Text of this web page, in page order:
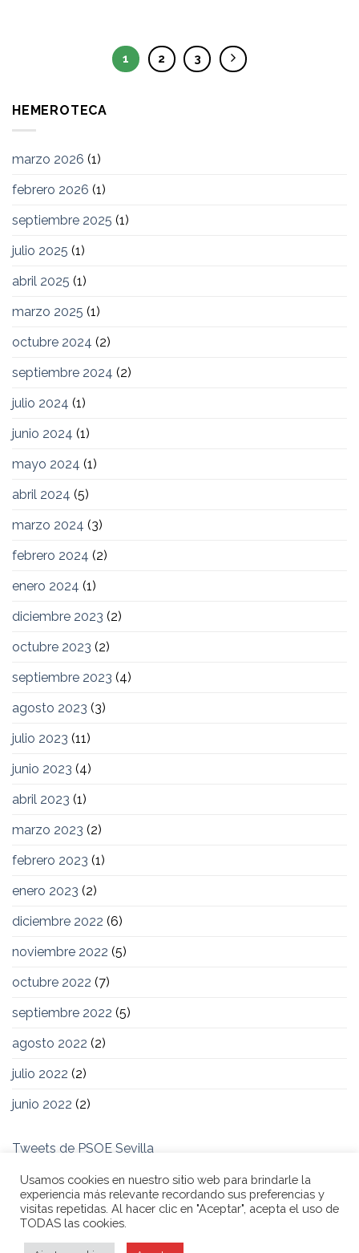
1 2 3
HEMEROTECA
marzo 2026 (1)
febrero 2026 (1)
septiembre 2025 (1)
julio 2025 (1)
abril 2025 (1)
marzo 2025 (1)
octubre 2024 (2)
septiembre 2024 (2)
julio 2024 (1)
junio 2024 (1)
mayo 2024 (1)
abril 2024 (5)
marzo 2024 (3)
febrero 2024 (2)
enero 2024 (1)
diciembre 2023 (2)
octubre 2023 (2)
septiembre 2023 (4)
agosto 2023 (3)
julio 2023 (11)
junio 2023 (4)
abril 2023 (1)
marzo 2023 (2)
febrero 2023 (1)
enero 2023 (2)
diciembre 2022 (6)
noviembre 2022 (5)
octubre 2022 (7)
septiembre 2022 (5)
agosto 2022 (2)
julio 2022 (2)
junio 2022 (2)
Tweets de PSOE Sevilla
Usamos cookies en nuestro sitio web para brindarle la
experiencia más relevante recordando sus preferencias y
visitas repetidas. Al hacer clic en "Aceptar", acepta el uso de
TODAS las cookies.